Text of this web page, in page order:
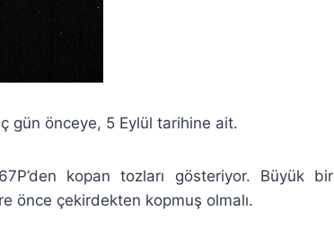
gün önceye, 5 Eylül tarihine ait.
kopan tozları gösteriyor. Büyük bir
önce çekirdekten kopmuş olmalı.